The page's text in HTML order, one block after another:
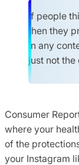
If people
then they
in any
just not the
Consumer
where your
of the
your Instagram